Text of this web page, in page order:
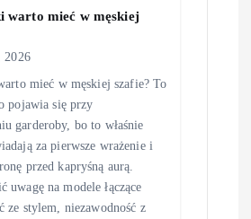
warto mieć w męskiej
2026
mieć w męskiej szafie? To
pojawia się przy
garderoby, bo to właśnie
za pierwsze wrażenie i
przed kapryśną aurą.
uwagę na modele łączące
ze stylem, niezawodność z